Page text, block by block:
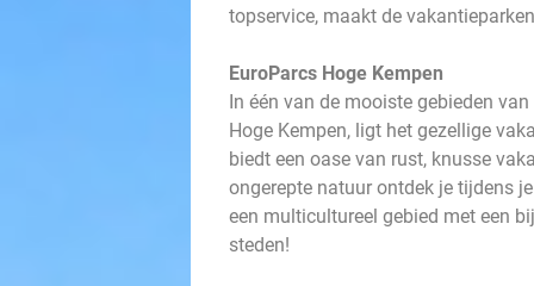
topservice, maakt de
EuroParcs Hoge Kempen
In één van de mooiste gebieden
Hoge Kempen, ligt het gezellige
biedt een oase van rust, knusse
ongerepte natuur ontdek je tijdens
een multicultureel gebied met een
steden!